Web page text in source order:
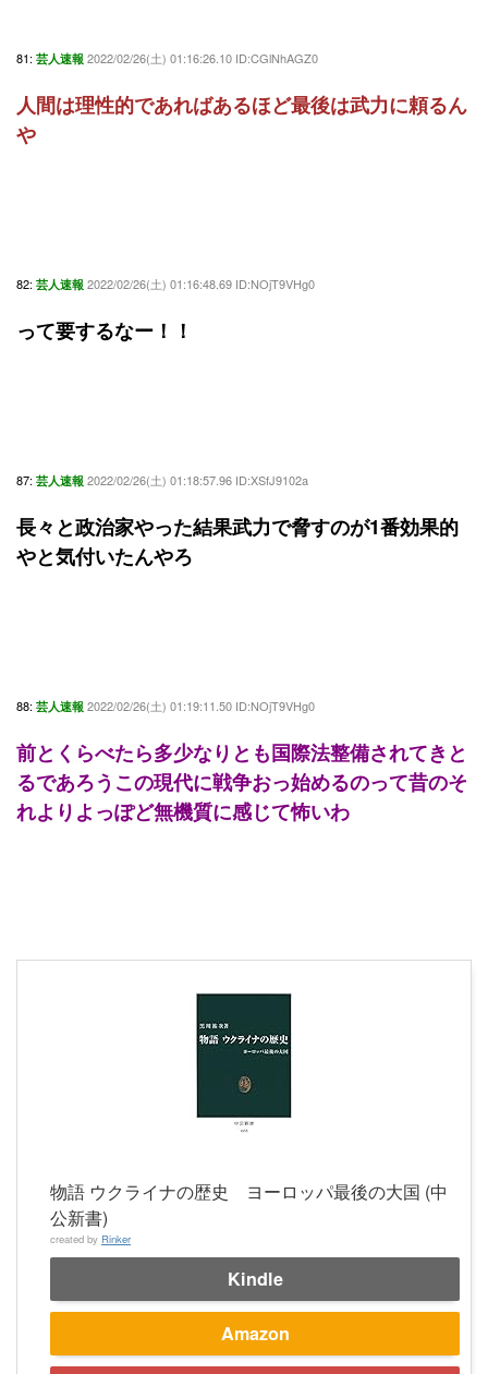
81: 芸人速報 2022/02/26(土) 01:16:26.10 ID:CGlNhAGZ0
人間は理性的であればあるほど最後は武力に頼るん
や
82: 芸人速報 2022/02/26(土) 01:16:48.69 ID:NOjT9VHg0
って要するなー！！
87: 芸人速報 2022/02/26(土) 01:18:57.96 ID:XSfJ9102a
長々と政治家やった結果武力で脅すのが1番効果的
やと気付いたんやろ
88: 芸人速報 2022/02/26(土) 01:19:11.50 ID:NOjT9VHg0
前とくらべたら多少なりとも国際法整備されてきと
るであろうこの現代に戦争おっ始めるのって昔のそ
れよりよっぽど無機質に感じて怖いわ
物語 ウクライナの歴史 ヨーロッパ最後の大国 (中
公新書)
created by Rinker
Kindle
Amazon